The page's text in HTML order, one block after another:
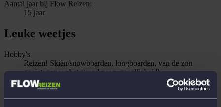
Aantal jaar bij Flow Reizen:
15 jaar
Leuke weetjes
Hobby's
Reizen! Skiën/snowboarden, longboarden, van de zon
genieten, naar het strand gaan, gezelligheid!
Opleiding/beroep
Tolk Nederlandse Gebarentaal en psychomotorische therapeut
Recente reiservaringen met Flow